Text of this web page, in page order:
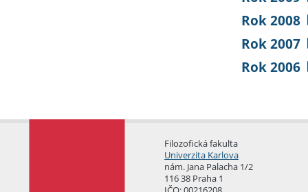
Rok 2008
Rok 2007
Rok 2006
Filozofická fakulta
Univerzita Karlova
nám. Jana Palacha 1/2
116 38 Praha 1